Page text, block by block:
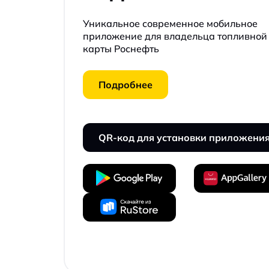
Уникальное современное мобильное
приложение для владельца топливной
карты Роснефть
Подробнее
QR-код для установки